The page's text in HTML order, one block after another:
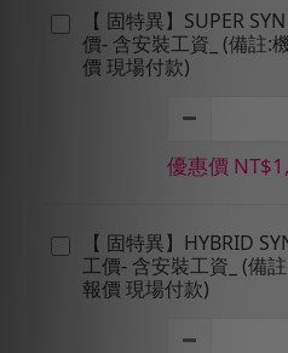
【 固特異】SUPER
價- 含安裝工資_ (備註:
價 現場付款)
優惠價
【 固特異】HYBRID
工價- 含安裝工資_ (備
報價 現場付款)